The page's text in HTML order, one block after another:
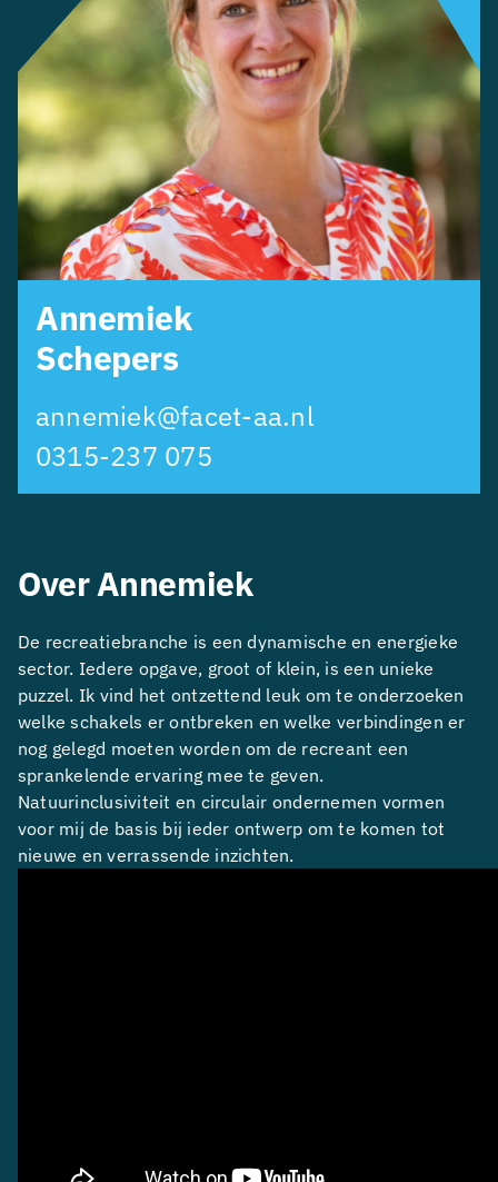
Annemiek
Schepers
annemiek@facet-aa.nl
0315-237 075
Over Annemiek
De recreatiebranche is een dynamische en energieke
sector. Iedere opgave, groot of klein, is een unieke
puzzel. Ik vind het ontzettend leuk om te onderzoeken
welke schakels er ontbreken en welke verbindingen er
nog gelegd moeten worden om de recreant een
sprankelende ervaring mee te geven.
Natuurinclusiviteit en circulair ondernemen vormen
voor mij de basis bij ieder ontwerp om te komen tot
nieuwe en verrassende inzichten.